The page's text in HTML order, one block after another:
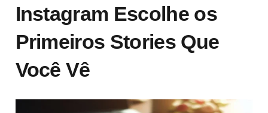
Instagram Escolhe os
Primeiros Stories Que
Você Vê